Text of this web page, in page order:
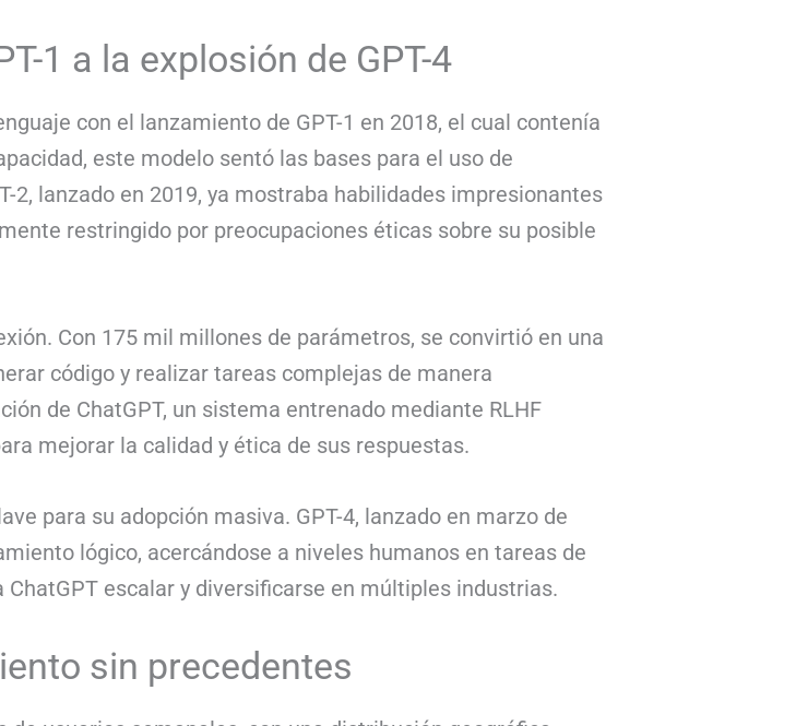
1 a la explosión de GPT-4
con el lanzamiento de GPT-1 en 2018, el cual contenía
este modelo sentó las bases para el uso de
lanzado en 2019, ya mostraba habilidades impresionantes
restringido por preocupaciones éticas sobre su posible
Con 175 mil millones de parámetros, se convirtió en una
código y realizar tareas complejas de manera
de ChatGPT, un sistema entrenado mediante RLHF
mejorar la calidad y ética de sus respuestas.
para su adopción masiva. GPT-4, lanzado en marzo de
lógico, acercándose a niveles humanos en tareas de
escalar y diversificarse en múltiples industrias.
sin precedentes